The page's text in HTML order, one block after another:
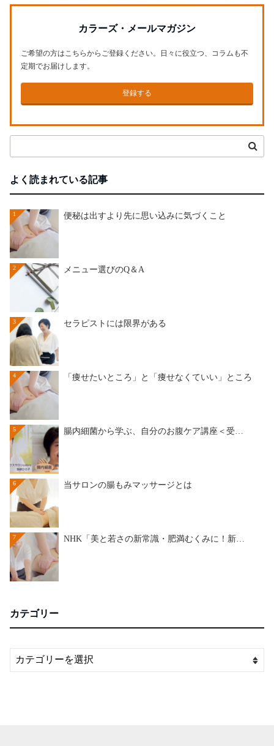
カラーズ・メールマガジン
ご希望の方はこちらからご登録ください。日々に役立つ、コラムも不
定期でお届けします。
登録する
よく読まれている記事
1 便秘は出すより先に思い込みに気づくこと
2 メニュー選びのQ＆A
3 セラピストには限界がある
4 「痩せたいところ」と「痩せなくていい」ところ
5 腸内細菌から学ぶ、自分のお腹ケア講座＜受…
6 当サロンの腸もみマッサージとは
7 NHK「美と若さの新常識・肥満むくみに！新…
カテゴリー